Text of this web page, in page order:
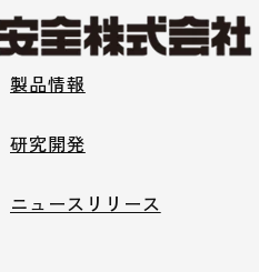
製品情報
研究開発
ニュースリリース